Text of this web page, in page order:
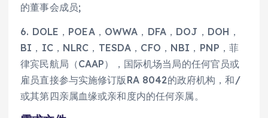
的董事会成员;
6. DOLE，POEA，OWWA，DFA，DOJ，DOH，
BI，IC，NLRC，TESDA，CFO，NBI，PNP，菲
律宾民航局（CAAP），国际机场当局的任何官员或
雇员直接参与实施修订版RA 8042的政府机构，和/
或其第四亲属血缘或亲和度内的任何亲属。